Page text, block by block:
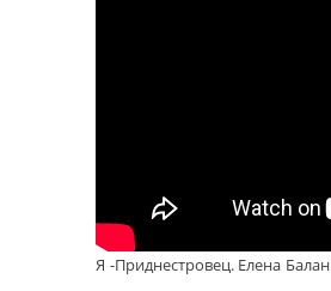
Я -Приднестровец. Елена Балан